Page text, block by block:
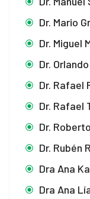
Dr. Mario
Dr. Miguel
Dr.
Dr. Rafael
Dr. Rafael
Dr.
Dr. Rubén
Dra Ana
Dra Ana